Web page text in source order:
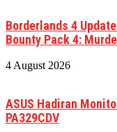
Borderlands 4
Bounty Pack 4:
4 August 2026
ASUS Hadiran
PA329CDV